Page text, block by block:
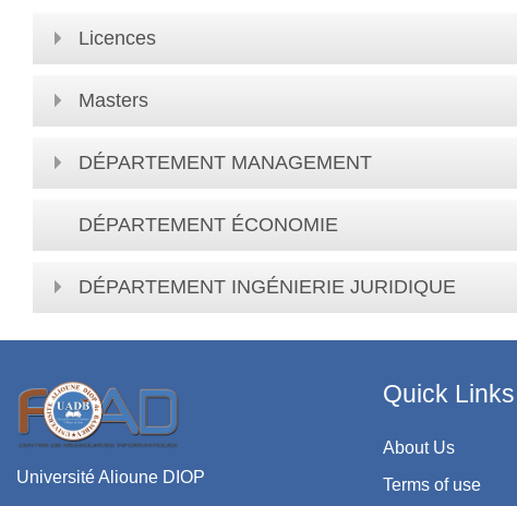
Licences
Masters
DÉPARTEMENT MANAGEMENT
DÉPARTEMENT ÉCONOMIE
DÉPARTEMENT INGÉNIERIE JURIDIQUE
Université Alioune DIOP
Quick Links
About Us
Terms of use